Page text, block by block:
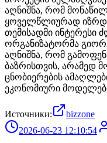
აღნიშნა, რომ
ყოველწლიურად
თემისადმი ინტერესი
ორგანიზატორმა
აღნიშნა, რომ
ბაზრისთვის, არამედ
ცნობიერების
ეკონომიური
Источники:
bizzone
2026-06-23 12:10:54